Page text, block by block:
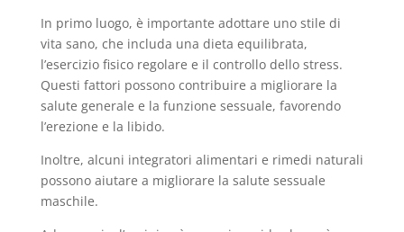
In primo luogo, è importante adottare uno stile di
vita sano, che includa una dieta equilibrata,
l’esercizio fisico regolare e il controllo dello stress.
Questi fattori possono contribuire a migliorare la
salute generale e la funzione sessuale, favorendo
l’erezione e la libido.
Inoltre, alcuni integratori alimentari e rimedi naturali
possono aiutare a migliorare la salute sessuale
maschile.